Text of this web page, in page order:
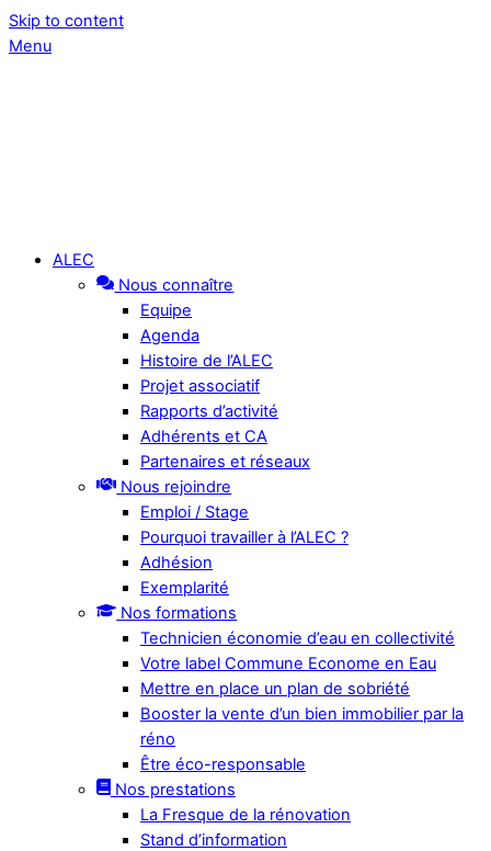
Skip to content
Menu
ALEC
Nous connaître
Equipe
Agenda
Histoire de l’ALEC
Projet associatif
Rapports d’activité
Adhérents et CA
Partenaires et réseaux
Nous rejoindre
Emploi / Stage
Pourquoi travailler à l’ALEC ?
Adhésion
Exemplarité
Nos formations
Technicien économie d’eau en collectivité
Votre label Commune Econome en Eau
Mettre en place un plan de sobriété
Booster la vente d’un bien immobilier par la
réno
Être éco-responsable
Nos prestations
La Fresque de la rénovation
Stand d’information